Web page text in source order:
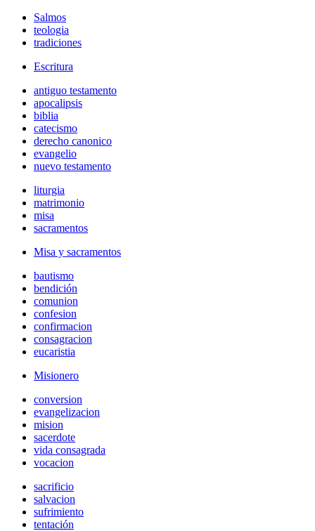
Salmos
teologia
tradiciones
Escritura
antiguo testamento
apocalipsis
biblia
catecismo
derecho canonico
evangelio
nuevo testamento
liturgia
matrimonio
misa
sacramentos
Misa y sacramentos
bautismo
bendición
comunion
confesion
confirmacion
consagracion
eucaristia
Misionero
conversion
evangelizacion
mision
sacerdote
vida consagrada
vocacion
sacrificio
salvacion
sufrimiento
tentación